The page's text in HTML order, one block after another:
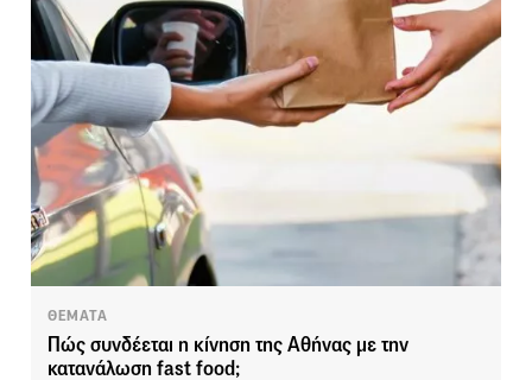
ΘΕΜΑΤΑ
Πώς συνδέεται η κίνηση της Αθήνας με την
κατανάλωση fast food;